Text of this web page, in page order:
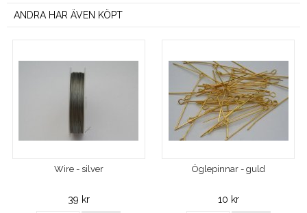
ANDRA HAR ÄVEN KÖPT
Wire - silver
39 kr
Öglepinnar - guld
10 kr